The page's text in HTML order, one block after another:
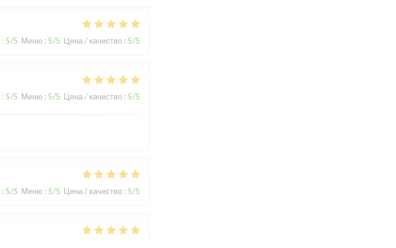
: 5/5 Меню : 5/5 Цена / качество : 5/5
: 5/5 Меню : 5/5 Цена / качество : 5/5
: 5/5 Меню : 5/5 Цена / качество : 5/5